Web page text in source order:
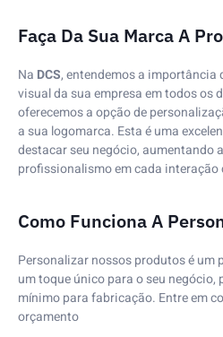
Faça Da Sua Marca A
Na DCS, entendemos a importância
visual da sua empresa em todos os
oferecemos a opção de
a sua logomarca. Esta é uma
destacar seu negócio, aumentando
profissionalismo em cada interação
Como Funciona A
Personalizar nossos produtos é um
um toque único para o seu negócio,
mínimo para fabricação. Entre em
orçamento